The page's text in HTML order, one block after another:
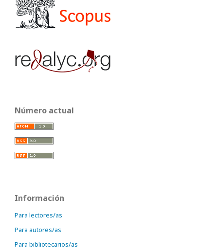
Número actual
Información
Para lectores/as
Para autores/as
Para bibliotecarios/as